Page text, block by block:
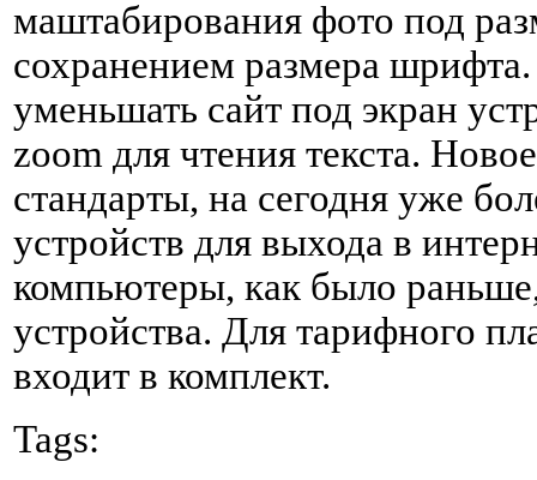
маштабирования фото под
сохранением размера
уменьшать сайт под экран
zoom для чтения текста.
стандарты, на сегодня уже
устройств для выхода в
компьютеры, как было
устройства. Для тарифного
входит в комплект.
Tags: